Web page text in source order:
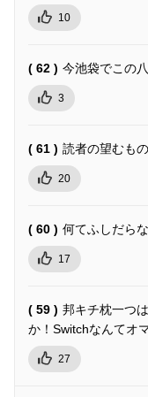
10
( 62 ) 今池袋でこの
3
( 61 ) 読者の望むも
20
( 60 ) 何てふしだら
17
( 59 ) 邦キチ枕一つ
か！Switchなんてオ
27